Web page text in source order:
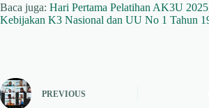
Baca juga: Hari Pertama Pelatihan AK3U
Kebijakan K3 Nasional dan UU No 1 Tahun
PREVIOUS